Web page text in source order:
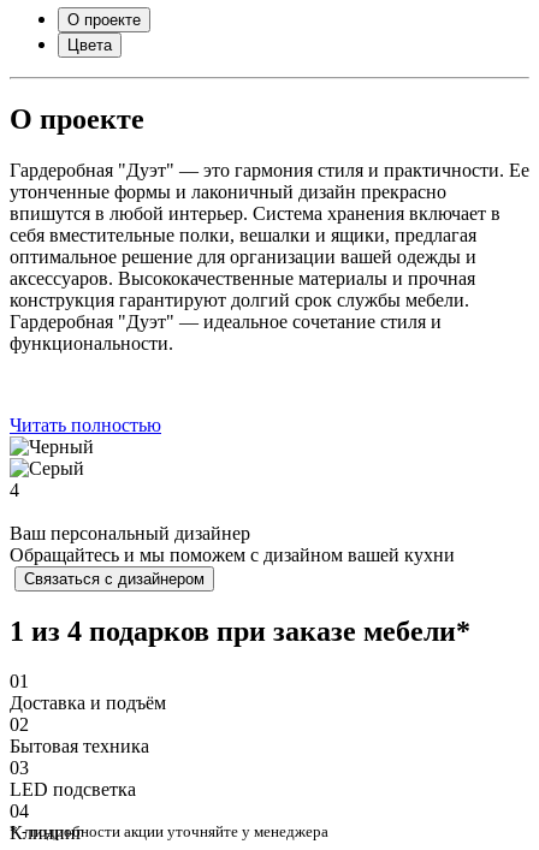
О проекте
Цвета
О проекте
Гардеробная "Дуэт" — это гармония стиля и практичности. Ее
утонченные формы и лаконичный дизайн прекрасно
впишутся в любой интерьер. Система хранения включает в
себя вместительные полки, вешалки и ящики, предлагая
оптимальное решение для организации вашей одежды и
аксессуаров. Высококачественные материалы и прочная
конструкция гарантируют долгий срок службы мебели.
Гардеробная "Дуэт" — идеальное сочетание стиля и
функциональности.
Читать полностью
4
Ваш персональный дизайнер
Обращайтесь и мы поможем с дизайном вашей кухни
Связаться с дизайнером
1 из 4 подарков при заказе мебели*
01
Доставка и подъём
02
Бытовая техника
03
⁠LED подсветка
04
Клининг
* - подробности акции уточняйте у менеджера